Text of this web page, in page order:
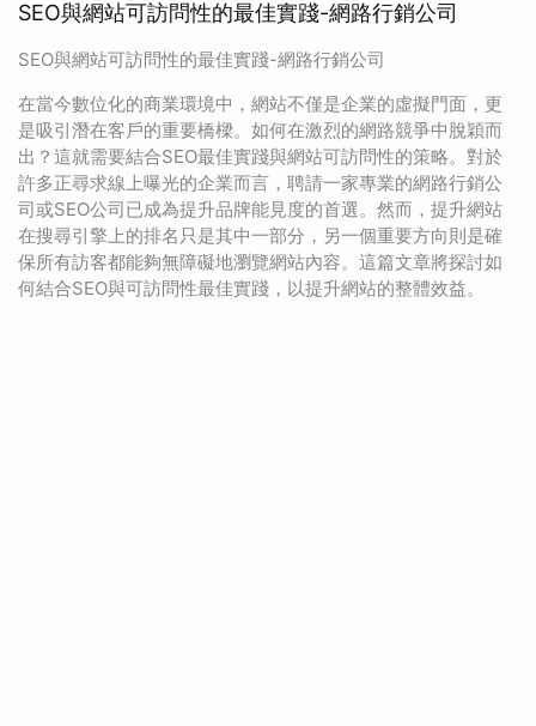
SEO與網站可訪問性的最佳實踐-網路行銷公司
SEO與網站可訪問性的最佳實踐-網路行銷公司
在當今數位化的商業環境中，網站不僅是企業的虛擬門面，更
是吸引潛在客戶的重要橋樑。如何在激烈的網路競爭中脫穎而
出？這就需要結合SEO最佳實踐與網站可訪問性的策略。對於
許多正尋求線上曝光的企業而言，聘請一家專業的網路行銷公
司或SEO公司已成為提升品牌能見度的首選。然而，提升網站
在搜尋引擎上的排名只是其中一部分，另一個重要方向則是確
保所有訪客都能夠無障礙地瀏覽網站內容。這篇文章將探討如
何結合SEO與可訪問性最佳實踐，以提升網站的整體效益。